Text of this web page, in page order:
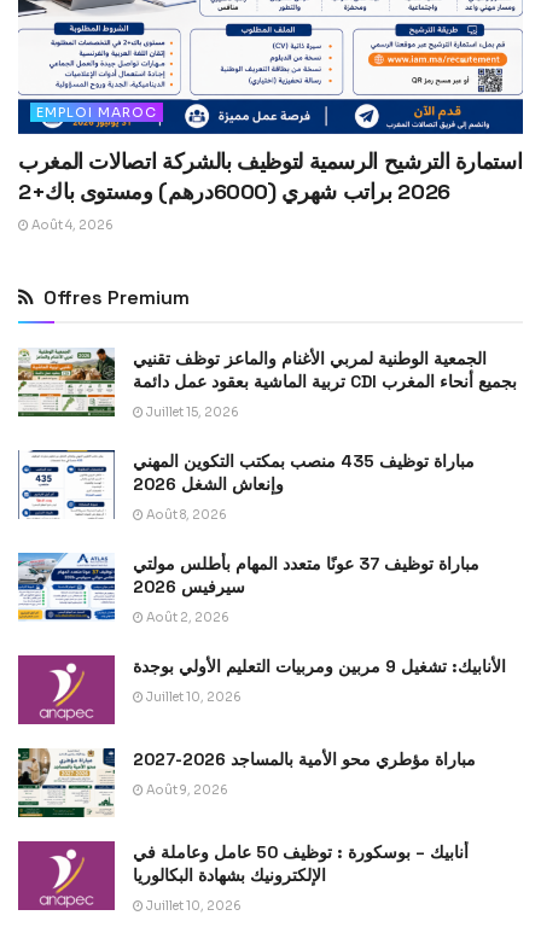
EMPLOI MAROC
استمارة الترشيح الرسمية لتوظيف بالشركة اتصالات المغرب
2026 براتب شهري (6000درهم) ومستوى باك+2
Août 4, 2026
Offres Premium
الجمعية الوطنية لمربي الأغنام والماعز توظف تقنيي
تربية الماشية بعقود عمل دائمة CDI بجميع أنحاء المغرب
Juillet 15, 2026
مباراة توظيف 435 منصب بمكتب التكوين المهني
وإنعاش الشغل 2026
Août 8, 2026
مباراة توظيف 37 عونًا متعدد المهام بأطلس مولتي
سيرفيس 2026
Août 2, 2026
الأنابيك: تشغيل 9 مربين ومربيات التعليم الأولي بوجدة
Juillet 10, 2026
مباراة مؤطري محو الأمية بالمساجد 2026-2027
Août 9, 2026
أنابيك – بوسكورة : توظيف 50 عامل وعاملة في
الإلكترونيك بشهادة البكالوريا
Juillet 10, 2026